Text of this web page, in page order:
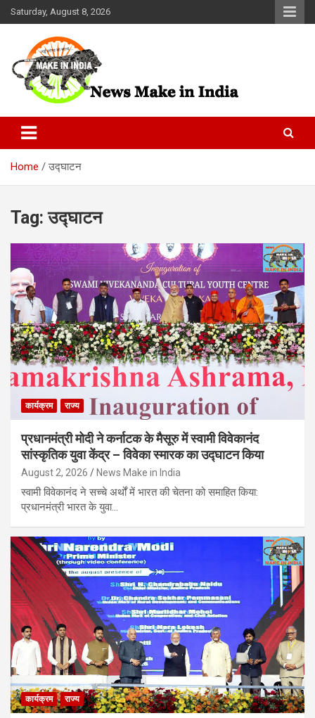
Skip
to
Saturday, August 8, 2026
News Make In india
Home उद्घाटन
Tag:उद्घाटन
कार्यक्रम राज्य
प्रधानमंत्री मोदी ने कर्नाटक के मैसूरु में स्वामी विवेकानंद
सांस्कृतिक युवा केंद्र – विवेका स्मारक का उद्घाटन किया
August 2, 2026 News Make in India
स्वामी विवेकानंद ने सच्चे अर्थों में भारत की चेतना को समाहित किया:
प्रधानमंत्री भारत के युवा…
कार्यक्रम राज्य